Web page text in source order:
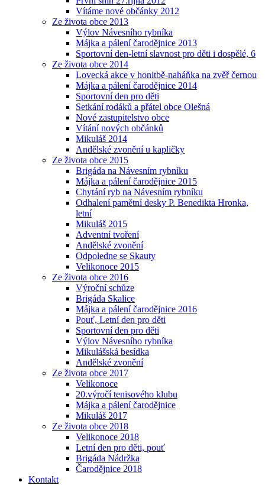
Vítáme nové občánky 2012
Ze života obce 2013
Výlov Návesního rybníka
Májka a pálení čarodějnice 2013
Sportovní den-letní slavnost pro děti i dospělé, 6
Ze života obce 2014
Lovecká akce v honitbě-naháňka na zvěř černou
Májka a pálení čarodějnice 2014
Sportovní den pro děti
Setkání rodáků a přátel obce Olešná
Nové zastupitelstvo obce
Vítání nových občánků
Mikuláš 2014
Andělské zvonění u kapličky
Ze života obce 2015
Brigáda na Návesním rybníku
Májka a pálení čarodějnice 2015
Chytání ryb na Návesním rybníku
Odhalení pamětní desky P. Benedikta Hronka,
letní
Mikuláš 2015
Adventní tvoření
Andělské zvonění
Odpoledne se Skauty
Velikonoce 2015
Ze života obce 2016
Výroční schůze
Brigáda Skalice
Májka a pálení čarodějnice 2016
Pouť, Letní den pro děti
Sportovní den pro děti
Výlov Návesního rybníka
Mikulášská besídka
Andělské zvonění
Ze života obce 2017
Velikonoce
20.výročí tenisového klubu
Májka a pálení čarodějnice
Mikuláš 2017
Ze života obce 2018
Velikonoce 2018
Letní den pro děti, pouť
Brigáda Nádržka
Čarodějnice 2018
Kontakt